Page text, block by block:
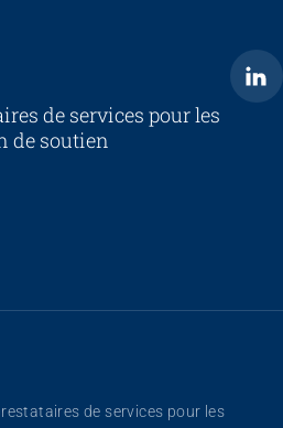
de services pour les
de soutien
de services pour les